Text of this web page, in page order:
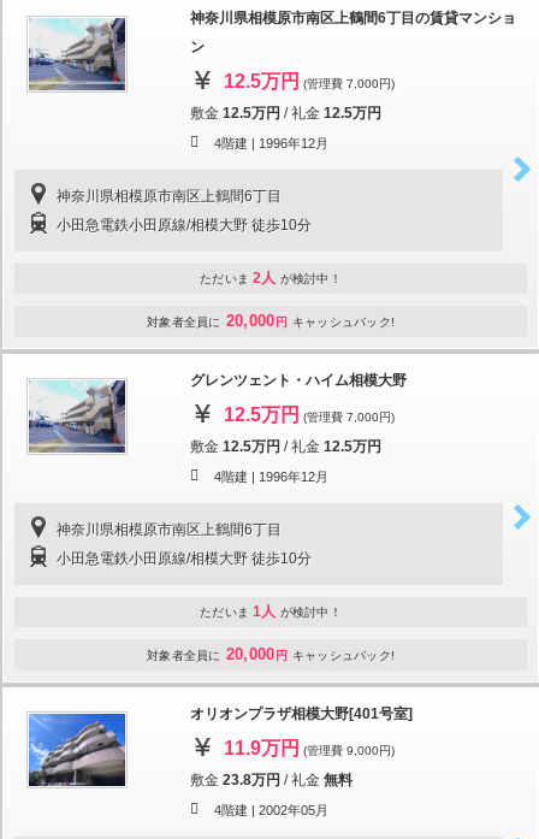
神奈川県相模原市南区上鶴間6丁目の賃貸マンショ
ン
12.5万円 (管理費 7,000円)
敷金 12.5万円 /礼金 12.5万円
4階建 | 1996年12月
神奈川県相模原市南区上鶴間6丁目
小田急電鉄小田原線/相模大野 徒歩10分
ただいま 2人 が検討中！
対象者全員に 20,000 円 キャッシュバック!
グレンツェント・ハイム相模大野
12.5万円 (管理費 7,000円)
敷金 12.5万円 /礼金 12.5万円
4階建 | 1996年12月
神奈川県相模原市南区上鶴間6丁目
小田急電鉄小田原線/相模大野 徒歩10分
ただいま 1人 が検討中！
対象者全員に 20,000 円 キャッシュバック!
オリオンプラザ相模大野[401号室]
11.9万円 (管理費 9,000円)
敷金 23.8万円 /礼金 無料
4階建 | 2002年05月